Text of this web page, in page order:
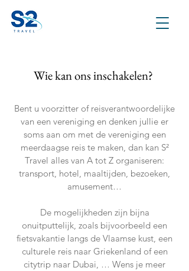
Wie kan ons inschakelen?
Bent u voorzitter of reisverantwoordelijke
van een vereniging en denken jullie er
soms aan om met de vereniging een
meerdaagse reis te maken, dan kan S²
Travel alles van A tot Z organiseren:
transport, hotel, maaltijden, bezoeken,
amusement…
De mogelijkheden zijn bijna
onuitputtelijk, zoals bijvoorbeeld een
fietsvakantie langs de Vlaamse kust, een
culturele reis naar Griekenland of een
citytrip naar Dubai, … Wens je meer